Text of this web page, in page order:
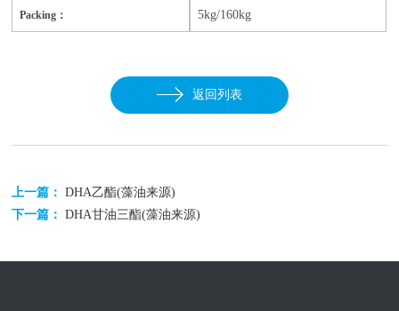
Packing： 5kg/160kg
返回列表
上一篇：DHA乙酯(藻油来源)
下一篇：DHA甘油三酯(藻油来源)